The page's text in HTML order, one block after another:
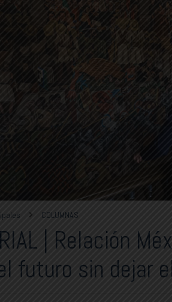
COLUMNAS
| Relación
futuro sin dejar